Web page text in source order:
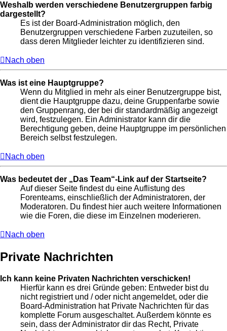
Weshalb werden verschiedene Benutzergruppen farbig
dargestellt?
Es ist der Board-Administration möglich, den
Benutzergruppen verschiedene Farben zuzuteilen, so
dass deren Mitglieder leichter zu identifizieren sind.
Nach oben
Was ist eine Hauptgruppe?
Wenn du Mitglied in mehr als einer Benutzergruppe bist,
dient die Hauptgruppe dazu, deine Gruppenfarbe sowie
den Gruppenrang, der bei dir standardmäßig angezeigt
wird, festzulegen. Ein Administrator kann dir die
Berechtigung geben, deine Hauptgruppe im persönlichen
Bereich selbst festzulegen.
Nach oben
Was bedeutet der „Das Team“-Link auf der Startseite?
Auf dieser Seite findest du eine Auflistung des
Forenteams, einschließlich der Administratoren, der
Moderatoren. Du findest hier auch weitere Informationen
wie die Foren, die diese im Einzelnen moderieren.
Nach oben
Private Nachrichten
Ich kann keine Privaten Nachrichten verschicken!
Hierfür kann es drei Gründe geben: Entweder bist du
nicht registriert und / oder nicht angemeldet, oder die
Board-Administration hat Private Nachrichten für das
komplette Forum ausgeschaltet. Außerdem könnte es
sein, dass der Administrator dir das Recht, Private